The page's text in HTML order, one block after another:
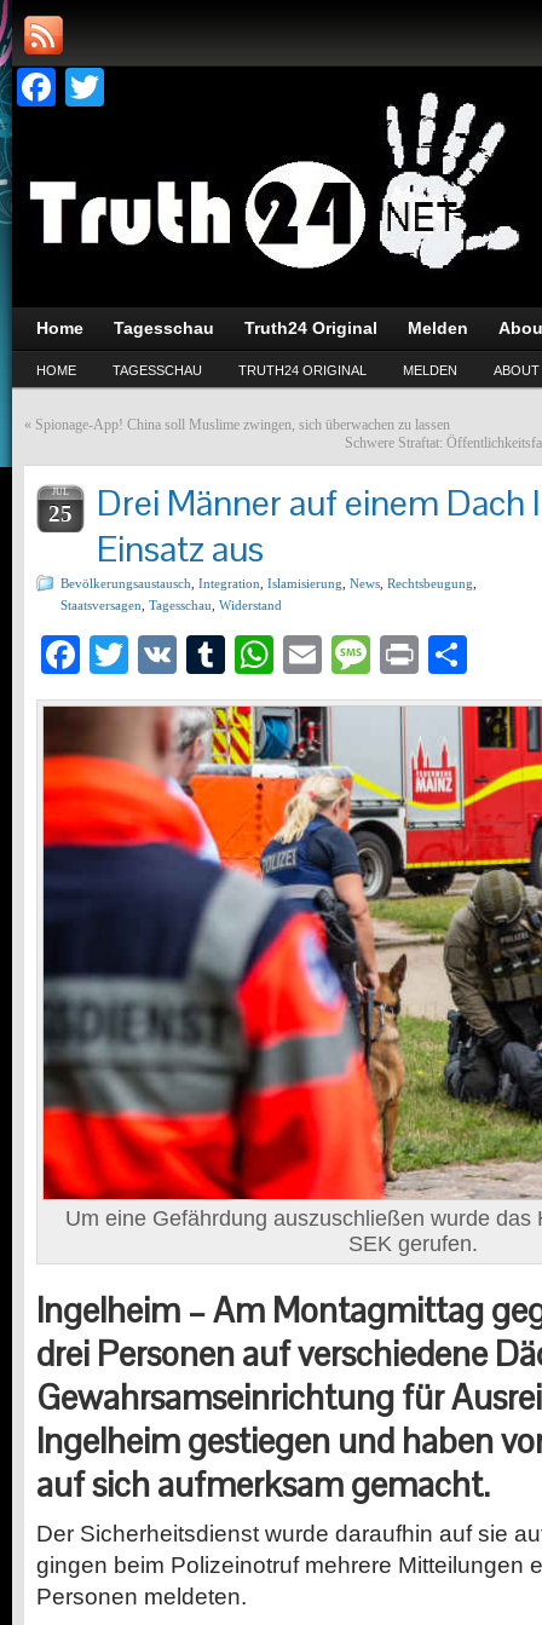
Facebook
Home Tagesschau Truth24 Original Melden
HOME TAGESSCHAU TRUTH24 ORIGINAL MELDEN ABOUT
« Spionage-App! China soll Muslime zwingen, sich überwachen zu lassen
Schwere Straftat:
JUL
25
Drei Männer auf einem Dach
Einsatz aus
Bevölkerungsaustausch Integration Islamisierung News Rechtsbeugung
Staatsversagen Tagesschau Widerstand
Facebook
Twitter
VK Tumblr
WhatsApp
EmailMessage
Print
Um eine Gefährdung auszuschließen wurde das
SEK gerufen.
Ingelheim –Am Montagmittag
drei Personen auf verschiedene
Gewahrsamseinrichtung für
Ingelheim gestiegen und haben
auf sich aufmerksam gemacht.
Der Sicherheitsdienst wurde daraufhin auf sie
gingen beim Polizeinotruf mehrere Mitteilungen
Personen meldeten.